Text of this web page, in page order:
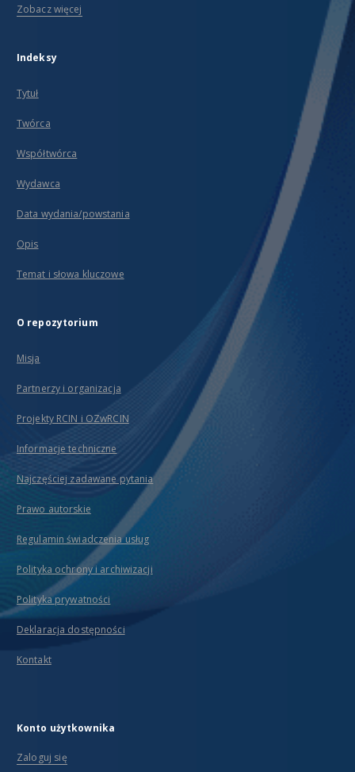
Zobacz więcej
Indeksy
Tytuł
Twórca
Współtwórca
Wydawca
Data wydania/powstania
Opis
Temat i słowa kluczowe
O repozytorium
Misja
Partnerzy i organizacja
Projekty RCIN i OZwRCIN
Informacje techniczne
Najczęściej zadawane pytania
Prawo autorskie
Regulamin świadczenia usług
Polityka ochrony i archiwizacji
Polityka prywatności
Deklaracja dostępności
Kontakt
Konto użytkownika
Zaloguj się